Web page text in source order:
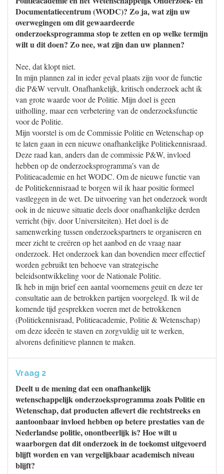
Documentatiecentrum (WODC)? Zo ja, wat zijn uw
overwegingen om dit gewaardeerde
onderzoeksprogramma stop te zetten en op welke termijn
wilt u dit doen? Zo nee, wat zijn dan uw plannen?
Nee, dat klopt niet.
In mijn plannen zal in ieder geval plaats zijn voor de functie
die P&W vervult. Onafhankelijk, kritisch onderzoek acht ik
van grote waarde voor de Politie. Mijn doel is geen
uitholling, maar een verbetering van de onderzoeksfunctie
voor de Politie.
Mijn voorstel is om de Commissie Politie en Wetenschap op
te laten gaan in een nieuwe onafhankelijke Politiekennisraad.
Deze raad kan, anders dan de commissie P&W, invloed
hebben op de onderzoeksprogramma’s van de
Politieacademie en het WODC. Om de nieuwe functie van
de Politiekennisraad te borgen wil ik haar positie formeel
vastleggen in de wet. De uitvoering van het onderzoek wordt
ook in de nieuwe situatie deels door onafhankelijke derden
verricht (bijv. door Universiteiten). Het doel is de
samenwerking tussen onderzoekspartners te organiseren en
meer zicht te creëren op het aanbod en de vraag naar
onderzoek. Het onderzoek kan dan bovendien meer effectief
worden gebruikt ten behoeve van strategische
beleidsontwikkeling voor de Nationale Politie.
Ik heb in mijn brief een aantal voornemens geuit en deze ter
consultatie aan de betrokken partijen voorgelegd. Ik wil de
komende tijd gesprekken voeren met de betrokkenen
(Politiekennisraad, Politieacademie, Politie & Wetenschap)
om deze ideeën te staven en zorgvuldig uit te werken,
alvorens definitieve plannen te maken.
Vraag 2
Deelt u de mening dat een onafhankelijk
wetenschappelijk onderzoeksprogramma zoals Politie en
Wetenschap, dat producten aflevert die rechtstreeks en
aantoonbaar invloed hebben op betere prestaties van de
Nederlandse politie, onontbeerlijk is? Hoe wilt u
waarborgen dat dit onderzoek in de toekomst uitgevoerd
blijft worden en van vergelijkbaar academisch niveau
blijft?